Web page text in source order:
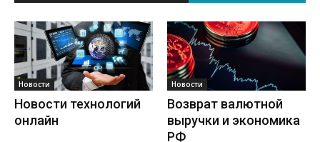
Новости
Новости технологий
онлайн
Новости
Возврат валютной
выручки и экономика
РФ